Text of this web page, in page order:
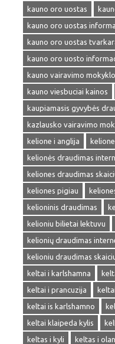
kauno oro uostas
kauno oro uostas
kauno oro uostas
kauno oro uosto
kauno vairavimo
kauno viesbuciai kainos
kaupiamasis gyvybės
kazlausko vairavimo
kelione i anglija
kelionės draudimas
keliones draudimas
keliones pigiau
kelioninis draudimas
kelioniu bilietai lektuvu
kelionių draudimas
kelioniu draudimas
keltai i karlshamna
keltai i prancuzija
keltai is karlshamno
keltai klaipeda kylis
keltas i kyli
keltas i